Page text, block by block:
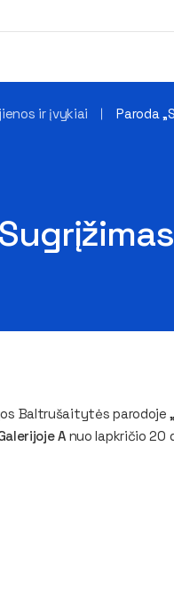
ir įvykiai Paroda
Baltrušaitytės parodoje
Anuo lapkričio 20